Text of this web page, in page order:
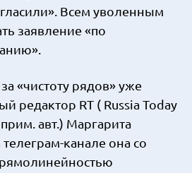
Всем уволенным
заявление «по
«чистоту рядов» уже
редактор RT ( Russia Today
авт.) Маргарита
канале она со